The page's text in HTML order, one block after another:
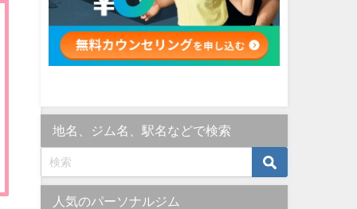
地名、ジム名、駅名などで検索
人気のパーソナルジム